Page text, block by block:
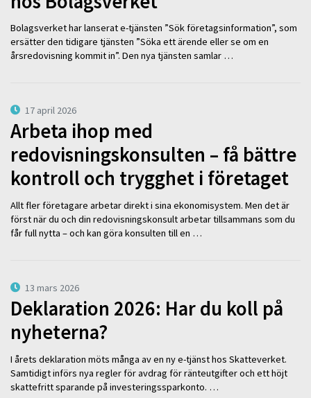
Bolagsverket har lanserat e-tjänsten ”Sök företagsinformation”, som
ersätter den tidigare tjänsten ”Söka ett ärende eller se om en
årsredovisning kommit in”. Den nya tjänsten samlar …
17 april 2026
Arbeta ihop med
redovisningskonsulten – få bättre
kontroll och trygghet i företaget
Allt fler företagare arbetar direkt i sina ekonomisystem. Men det är
först när du och din redovisningskonsult arbetar tillsammans som du
får full nytta – och kan göra konsulten till en …
13 mars 2026
Deklaration 2026: Har du koll på
nyheterna?
I årets deklaration möts många av en ny e-tjänst hos Skatteverket.
Samtidigt införs nya regler för avdrag för ränteutgifter och ett höjt
skattefritt sparande på investeringssparkonto. …